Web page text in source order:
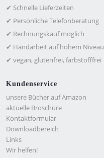
✔ Schnelle Lieferzeiten
✔ Persönliche Telefonberatung
✔ Rechnungskauf möglich
✔ Handarbeit auf hohem Niveau
✔ vegan, glutenfrei, farbstofffrei
Kundenservice
unsere Bücher auf Amazon
aktuelle Broschüre
Kontaktformular
Downloadbereich
Links
Wir helfen!